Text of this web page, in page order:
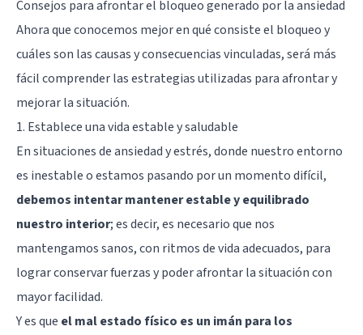
Consejos para afrontar el bloqueo generado por la ansiedad
Ahora que conocemos mejor en qué consiste el bloqueo y
cuáles son las causas y consecuencias vinculadas, será más
fácil comprender las estrategias utilizadas para afrontar y
mejorar la situación.
1. Establece una vida estable y saludable
En situaciones de ansiedad y estrés, donde nuestro entorno
es inestable o estamos pasando por un momento difícil,
debemos intentar mantener estable y equilibrado
nuestro interior; es decir, es necesario que nos
mantengamos sanos, con ritmos de vida adecuados, para
lograr conservar fuerzas y poder afrontar la situación con
mayor facilidad.
Y es que el mal estado físico es un imán para los